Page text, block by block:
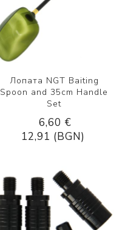
Лопата NGT Baiting
Spoon and 35cm Handle
Set
6,60 €
12,91 (BGN)